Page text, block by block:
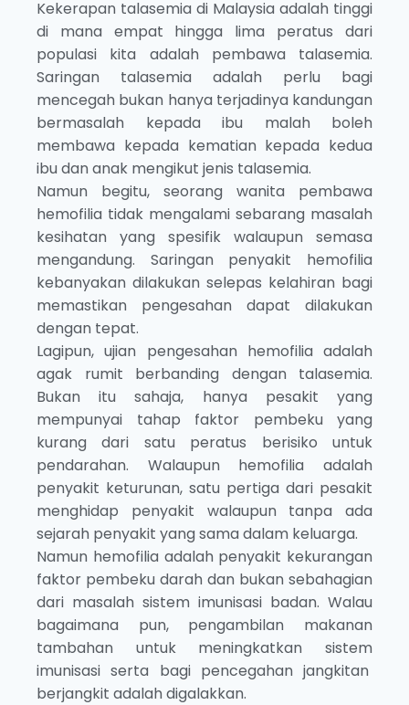
Kekerapan talasemia di Malaysia adalah tinggi
di mana empat hingga lima peratus dari
populasi kita adalah pembawa talasemia.
Saringan talasemia adalah perlu bagi
mencegah bukan hanya terjadinya kandungan
bermasalah kepada ibu malah boleh
membawa kepada kematian kepada kedua
ibu dan anak mengikut jenis talasemia.
Namun begitu, seorang wanita pembawa
hemofilia tidak mengalami sebarang masalah
kesihatan yang spesifik walaupun semasa
mengandung. Saringan penyakit hemofilia
kebanyakan dilakukan selepas kelahiran bagi
memastikan pengesahan dapat dilakukan
dengan tepat.
Lagipun, ujian pengesahan hemofilia adalah
agak rumit berbanding dengan talasemia.
Bukan itu sahaja, hanya pesakit yang
mempunyai tahap faktor pembeku yang
kurang dari satu peratus berisiko untuk
pendarahan. Walaupun hemofilia adalah
penyakit keturunan, satu pertiga dari pesakit
menghidap penyakit walaupun tanpa ada
sejarah penyakit yang sama dalam keluarga.
Namun hemofilia adalah penyakit kekurangan
faktor pembeku darah dan bukan sebahagian
dari masalah sistem imunisasi badan. Walau
bagaimana pun, pengambilan makanan
tambahan untuk meningkatkan sistem
imunisasi serta bagi pencegahan jangkitan
berjangkit adalah digalakkan.